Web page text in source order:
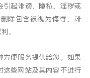
引起诽谤、隐私、淫秽或
除包含被视为侮辱、诽
。
便服务提供给您。如果
这些网站及其内容不进行